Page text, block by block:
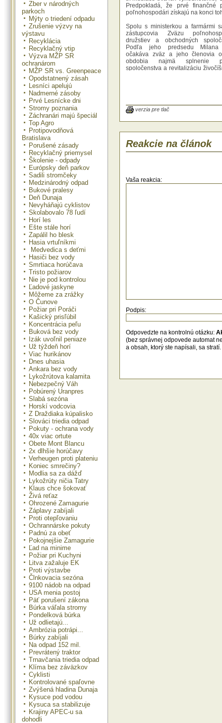
Zber v národných
parkoch
Mýty o triedení odpadu
Zrušenie výzvy na
výstavu
Recyklácia
Recyklačný vtip
Výzva MŽP SR
ochranárom
MŽP SR vs. Greenpeace
Opodstatnený zásah
Lesníci apelujú
Nadmerné zásoby
Prvé Lesnícke dni
Stromy poznania
Záchranári majú špeciál
Top Agro
Protipovodňová
Bratislava
Porušené zásady
Recyklačný priemysel
Školenie - odpady
Európsky deň parkov
Sadili stromčeky
Medzinárodný odpad
Bukové pralesy
Deň Dunaja
Nevyháňajú cyklistov
Skolabovalo 78 ľudí
Horí les
Ešte stále horí
Zapálil ho blesk
Hasia vrtuľníkmi
Medvedica s deťmi
Hasiči bez vody
Smrtiaca horúčava
Tristo požiarov
Nie je pod kontrolou
Ľadové jaskyne
Môžeme za zrážky
O Čunove
Požiar pri Poráči
Kašický prisľúbil
Koncentrácia peľu
Buková bez vody
Izák uvoľnil peniaze
Už týždeň horí
Viac hurikánov
Dnes uhasia
Ankara bez vody
Lykožrútova kalamita
Nebezpečný Váh
Pobúrený Uranpres
Slabá sezóna
Horskí vodcovia
Z Draždiaka kúpalisko
Slováci triedia odpad
Pokuty - ochrana vody
40x viac ortute
Obete Mont Blancu
2x dlhšie horúčavy
Verheugen proti plateniu
Koniec smrečiny?
Modlia sa za dážď
Lykožrúty ničia Tatry
Klaus chce šokovať
Živá reťaz
Ohrozené Zamagurie
Záplavy zabíjali
Proti otepľovaniu
Ochrannárske pokuty
Padnú za obeť
Pokojnejšie Zamagurie
Ľad na minime
Požiar pri Kuchyni
Litva zažaluje EK
Proti výstavbe
Člnkovacia sezóna
9100 nádob na odpad
USA menia postoj
Päť porušení zákona
Búrka váľala stromy
Pondelková búrka
Už odlietajú...
Ambrózia potrápi...
Búrky zabíjali
Na odpad 152 mil.
Prevrátený traktor
Trnavčania triedia odpad
Klíma bez záväzkov
Cyklisti
Kontrolované spaľovne
Zvýšená hladina Dunaja
Kysuce pod vodou
Kysuca sa stabilizuje
Krajiny APEC-u sa
dohodli
Predpokladá, že prvé finančné
poľnohospodári získajú na konci
Spolu s ministerkou a farmármi
zástupcovia Zväzu
družstiev a obchodných
Podľa jeho predsedu Milana
očakáva zväz a jeho členovia
obdobia najmä splnenie
spoločenstva a revitalizáciu
nasmerovanie do čísel, ktorú sú
Čerpanie prostriedkov
európskych fondov a
platieb poľnohospodárom
poľnohospodárov pripravení.
verzia pre tlač
Reakcie na článok
Vaša reakcia:
Podpis:
Odpovedzte na kontrolnú otázku:
(bez správnej odpovede automat
a obsah, ktorý ste napísali, sa